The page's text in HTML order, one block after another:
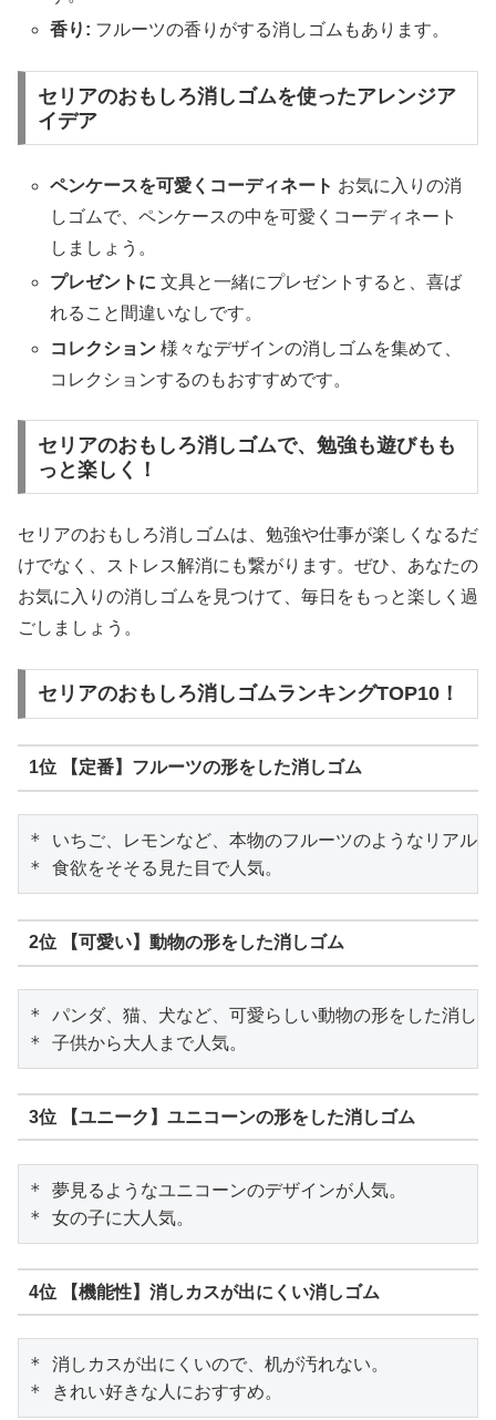
香り: フルーツの香りがする消しゴムもあります。
セリアのおもしろ消しゴムを使ったアレンジア
イデア
ペンケースを可愛くコーディネート お気に入りの消
しゴムで、ペンケースの中を可愛くコーディネート
しましょう。
プレゼントに 文具と一緒にプレゼントすると、喜ば
れること間違いなしです。
コレクション 様々なデザインの消しゴムを集めて、
コレクションするのもおすすめです。
セリアのおもしろ消しゴムで、勉強も遊びもも
っと楽しく！
セリアのおもしろ消しゴムは、勉強や仕事が楽しくなるだ
けでなく、ストレス解消にも繋がります。ぜひ、あなたの
お気に入りの消しゴムを見つけて、毎日をもっと楽しく過
ごしましょう。
セリアのおもしろ消しゴムランキングTOP10！
1位 【定番】フルーツの形をした消しゴム
* いちご、レモンなど、本物のフルーツのようなリアル
2位 【可愛い】動物の形をした消しゴム
* パンダ、猫、犬など、可愛らしい動物の形をした消し
3位 【ユニーク】ユニコーンの形をした消しゴム
* 夢見るようなユニコーンのデザインが人気。
4位 【機能性】消しカスが出にくい消しゴム
* 消しカスが出にくいので、机が汚れない。